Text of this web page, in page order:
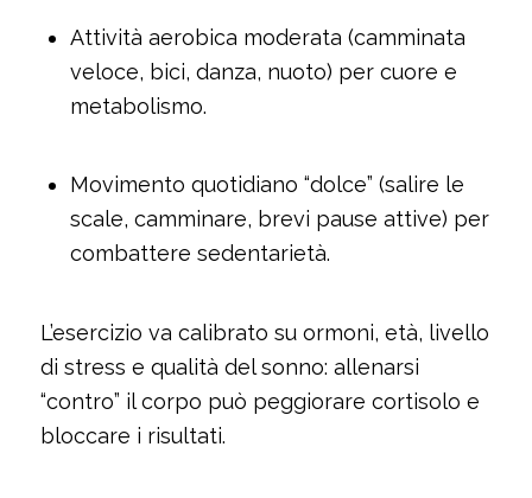
Attività aerobica moderata (camminata
veloce, bici, danza, nuoto) per cuore e
metabolismo.
Movimento quotidiano “dolce” (salire le
scale, camminare, brevi pause attive) per
combattere sedentarietà.
L’esercizio va calibrato su ormoni, età, livello
di stress e qualità del sonno: allenarsi
“contro” il corpo può peggiorare cortisolo e
bloccare i risultati.